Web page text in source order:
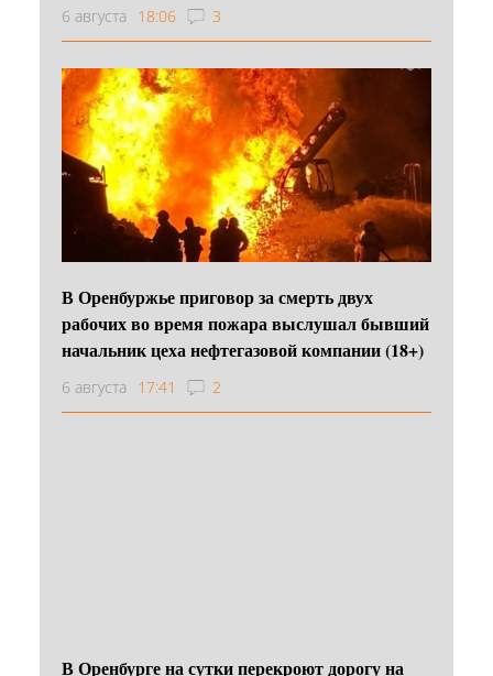
6 августа 18:06 3
В Оренбуржье приговор за смерть двух
рабочих во время пожара выслушал бывший
начальник цеха нефтегазовой компании (18+)
6 августа 17:41 2
В Оренбурге на сутки перекроют дорогу на